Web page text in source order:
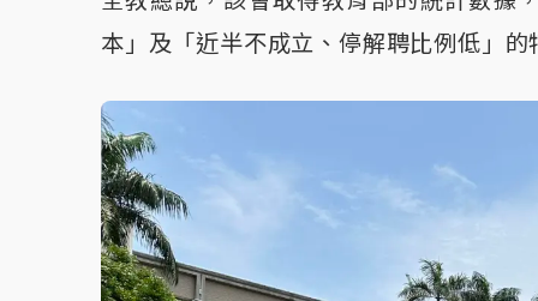
本」及「近半不成立、停解聘比例低」的